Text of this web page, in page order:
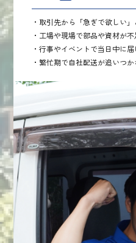
・取引先から「急ぎで欲しい
・工場や現場で部品や資材が
・行事やイベントで当日中に
・繁忙期で自社配送が追いつ